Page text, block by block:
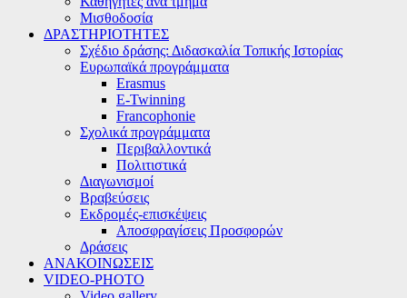
Μισθοδοσία
ΔΡΑΣΤΗΡΙΟΤΗΤΕΣ
Σχέδιο δράσης: Διδασκαλία Τοπικής Ιστορίας
Ευρωπαϊκά προγράμματα
Erasmus
E-Twinning
Francophonie
Σχολικά προγράμματα
Περιβαλλοντικά
Πολιτιστικά
Διαγωνισμοί
Βραβεύσεις
Εκδρομές-επισκέψεις
Αποσφραγίσεις Προσφορών
Δράσεις
ΑΝΑΚΟΙΝΩΣΕΙΣ
VIDEO-PHOTO